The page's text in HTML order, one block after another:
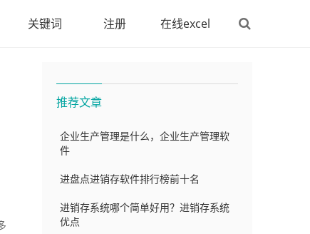
关键词 注册 在线excel
推荐文章
企业生产管理是什么，企业生产管理软
件
进盘点进销存软件排行榜前十名
进销存系统哪个简单好用？进销存系统
优点